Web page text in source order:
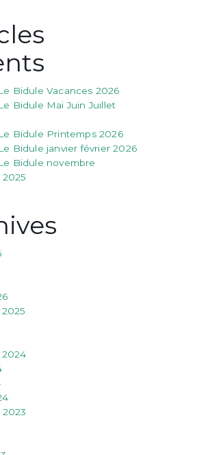
Bidule Vacances 2026
Bidule Mai Juin Juillet
Bidule Printemps 2026
Bidule janvier février 2026
Bidule novembre